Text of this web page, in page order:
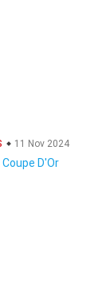
11 Nov 2024
D'Or